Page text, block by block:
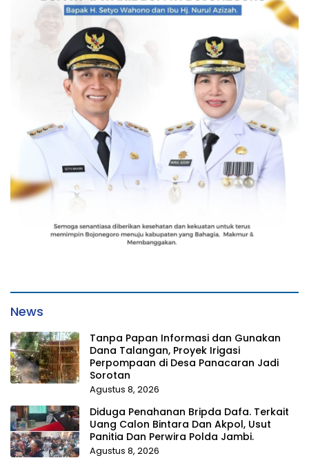
News
Tanpa Papan Informasi dan Gunakan
Dana Talangan, Proyek Irigasi
Perpompaan di Desa Panacaran Jadi
Sorotan
Agustus 8, 2026
Diduga Penahanan Bripda Dafa. Terkait
Uang Calon Bintara Dan Akpol, Usut
Panitia Dan Perwira Polda Jambi.
Agustus 8, 2026